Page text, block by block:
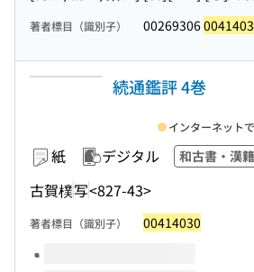
著者標目（識別子） 00269306
続通鑑評 4巻
紙 デジタル 和古書・漢籍
古賀樸写<827-43>
インターネット
著者標目（識別子） 00414030
このタイトルの巻号